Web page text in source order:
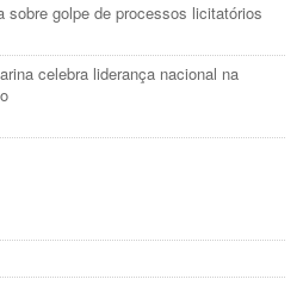
sobre golpe de processos licitatórios
celebra liderança nacional na